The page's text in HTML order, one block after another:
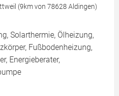
(9km von 78628 Aldingen)
Solarthermie, Ölheizung,
Fußbodenheizung,
Energieberater,